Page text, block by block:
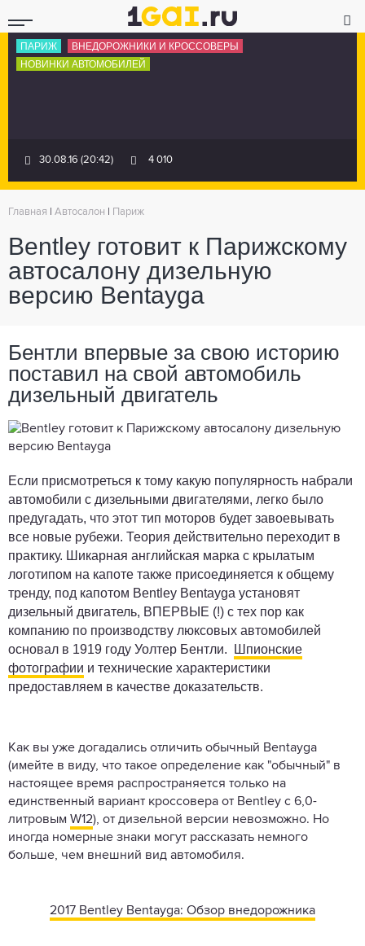
ПАРИЖ
ВНЕДОРОЖНИКИ И КРОССОВЕРЫ
НОВИНКИ АВТОМОБИЛЕЙ
30.08.16 (20:42) 4 010
Главная Автосалон Париж
Bentley готовит к Парижскому
автосалону дизельную
версию Bentayga
Бентли впервые за свою историю
поставил на свой автомобиль
дизельный двигатель
Если присмотреться к тому какую популярность набрали
автомобили с дизельными двигателями, легко было
предугадать, что этот тип моторов будет завоевывать
все новые рубежи. Теория действительно переходит в
практику. Шикарная английская марка с крылатым
логотипом на капоте также присоединяется к общему
тренду, под капотом Bentley Bentayga установят
дизельный двигатель, ВПЕРВЫЕ (!) с тех пор как
компанию по производству люксовых автомобилей
основал в 1919 году Уолтер Бентли.
Шпионские
фотографии и технические характеристики
предоставляем в качестве доказательств.
Как вы уже догадались отличить обычный Bentayga
(имейте в виду, что такое определение как "обычный" в
настоящее время распространяется только на
единственный вариант кроссовера от Bentley с 6,0-
литровым W12), от дизельной версии невозможно. Но
иногда номерные знаки могут рассказать немного
больше, чем внешний вид автомобиля.
2017 Bentley Bentayga: Обзор внедорожника